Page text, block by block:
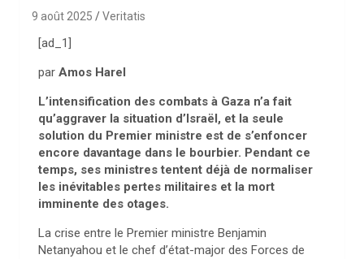
9 août 2025 Veritatis
[ad_1]
par Amos Harel
L’intensification des combats à Gaza n’a fait
qu’aggraver la situation d’Israël, et la seule
solution du Premier ministre est de s’enfoncer
encore davantage dans le bourbier. Pendant ce
temps, ses ministres tentent déjà de normaliser
les inévitables pertes militaires et la mort
imminente des otages.
La crise entre le Premier ministre Benjamin
Netanyahou et le chef d’état-major des Forces de